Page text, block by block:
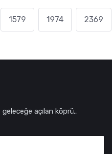
1579 1974 2369
açılan köprü..